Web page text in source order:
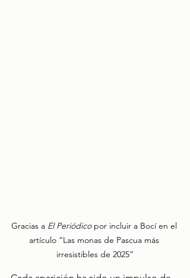
Gracias a El Periódico por incluir a Bocí en el
artículo “Las monas de Pascua más
irresistibles de 2025”